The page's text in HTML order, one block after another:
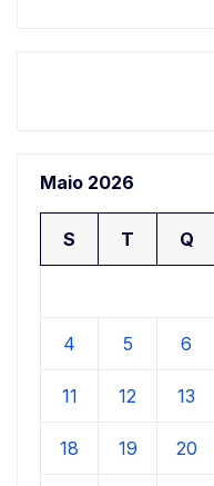
Maio 2026
S T Q
4 5 6
11 12 13
18 19 20